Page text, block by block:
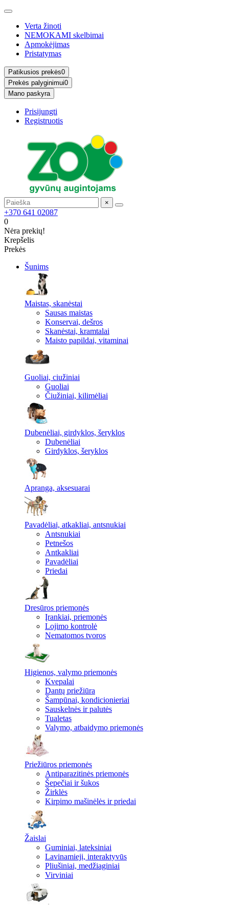
Verta žinoti
NEMOKAMI skelbimai
Apmokėjimas
Pristatymas
Patikusios prekės0
Prekės palyginimui0
Mano paskyra
Prisijungti
Registruotis
×
+370 641 02087
0
Nėra prekių!
Krepšelis
Prekės
Šunims
Maistas, skanėstai
Sausas maistas
Konservai, dešros
Skanėstai, kramtalai
Maisto papildai, vitaminai
Guoliai, ciužiniai
Guoliai
Čiužiniai, kilimėliai
Dubenėliai, girdyklos, šeryklos
Dubenėliai
Girdyklos, šeryklos
Apranga, aksesuarai
Pavadėliai, atkakliai, antsnukiai
Antsnukiai
Petnešos
Antkakliai
Pavadėliai
Priedai
Dresūros priemonės
Įrankiai, priemonės
Lojimo kontrolė
Nematomos tvoros
Higienos, valymo priemonės
Kvepalai
Dantų priežiūra
Šampūnai, kondicionieriai
Sauskelnės ir palutės
Tualetas
Valymo, atbaidymo priemonės
Priežiūros priemonės
Antiparazitinės priemonės
Šepečiai ir šukos
Žirklės
Kirpimo mašinėlės ir priedai
Žaislai
Guminiai, lateksiniai
Lavinamieji, interaktyvūs
Pliušiniai, medžiaginiai
Virviniai